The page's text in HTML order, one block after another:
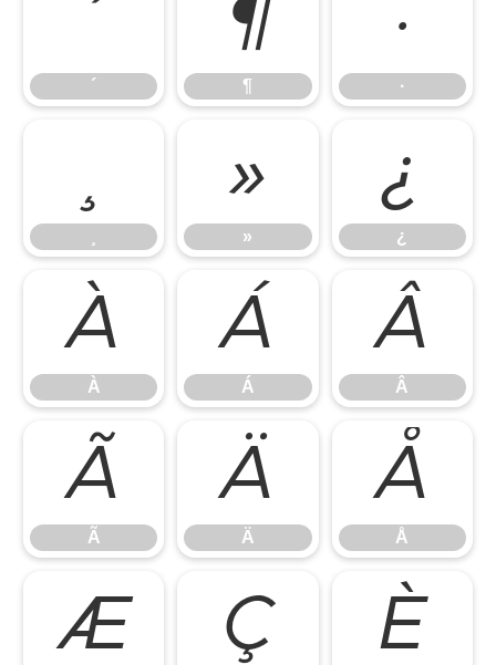
´
´
¶
¶
·
·
¸ »
»
¿
¿
À
À
Á
Á
Â
Â
Ã
Ã
Ä
Ä
Å
Å
Æ Ç È